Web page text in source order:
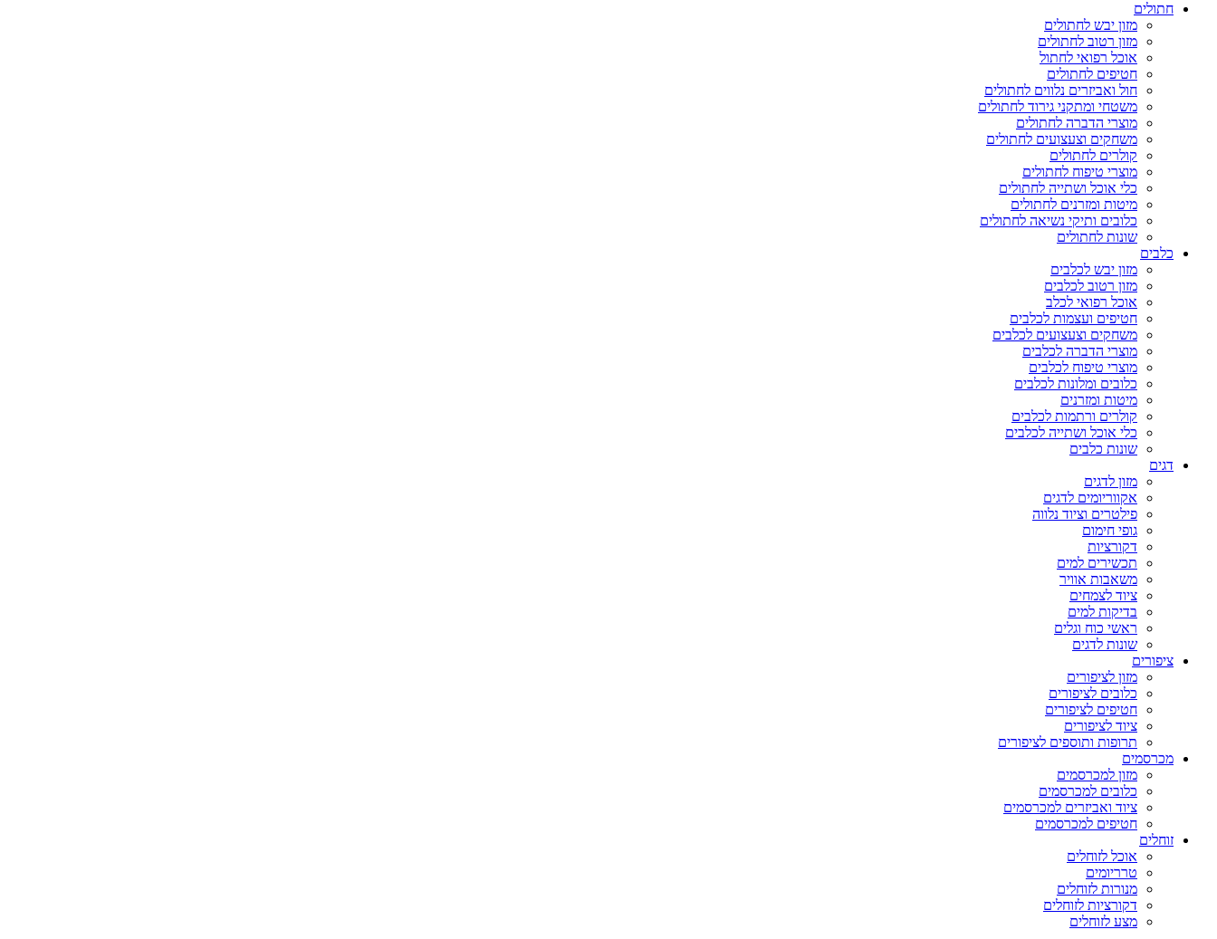
חתולים
מזון יבש לחתולים
מזון רטוב לחתולים
אוכל רפואי לחתול
חטיפים לחתולים
חול ואביזרים נלווים לחתולים
משטחי ומתקני גירוד לחתולים
מוצרי הדברה לחתולים
משחקים וצעצועים לחתולים
קולרים לחתולים
מוצרי טיפוח לחתולים
כלי אוכל ושתייה לחתולים
מיטות ומזרנים לחתולים
כלובים ותיקי נשיאה לחתולים
שונות לחתולים
כלבים
מזון יבש לכלבים
מזון רטוב לכלבים
אוכל רפואי לכלב
חטיפים ועצמות לכלבים
משחקים וצעצועים לכלבים
מוצרי הדברה לכלבים
מוצרי טיפוח לכלבים
כלובים ומלונות לכלבים
מיטות ומזרנים
קולרים ורתמות לכלבים
כלי אוכל ושתייה לכלבים
שונות כלבים
דגים
מזון לדגים
אקווריומים לדגים
פילטרים וציוד נלווה
גופי חימום
דקורציות
תכשירים למים
משאבות אוויר
ציוד לצמחים
בדיקות למים
ראשי כוח וגלים
שונות לדגים
ציפורים
מזון לציפורים
כלובים לציפורים
חטיפים לציפורים
ציוד לציפורים
תרופות ותוספים לציפורים
מכרסמים
מזון למכרסמים
כלובים למכרסמים
ציוד ואביזרים למכרסמים
חטיפים למכרסמים
זוחלים
אוכל לזוחלים
טרריומים
מנורות לזוחלים
דקורציות לזוחלים
מצע לזוחלים